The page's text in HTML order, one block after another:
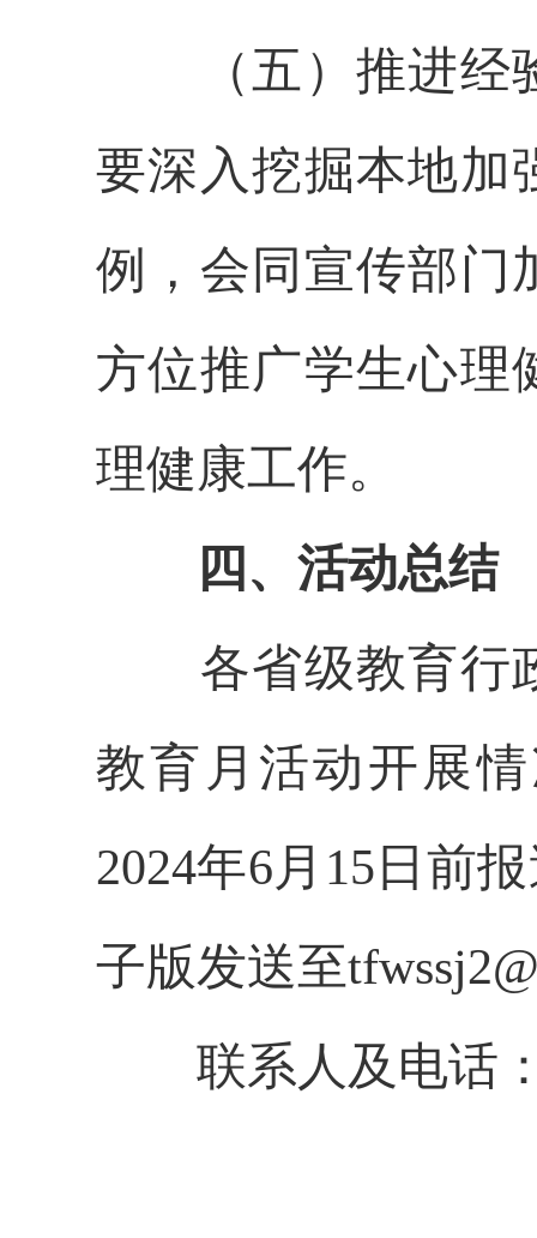
（五）推进经验
要深入挖掘本地加
例，会同宣传部门
方位推广学生心理
理健康工作。
四、活动总结
各省级教育行政
教育月活动开展
2024年6月15日前
子版发送至
联系人及电话：